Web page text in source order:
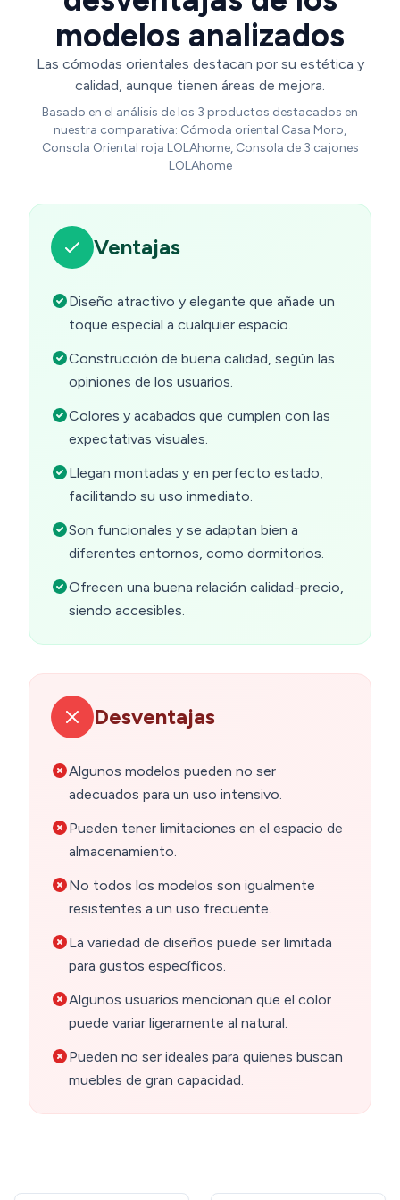
modelos analizados
Las cómodas orientales destacan por su estética y
calidad, aunque tienen áreas de mejora.
Basado en el análisis de los 3 productos destacados en
nuestra comparativa: Cómoda oriental Casa Moro,
Consola Oriental roja LOLAhome, Consola de 3 cajones
LOLAhome
Ventajas
Diseño atractivo y elegante que añade un
toque especial a cualquier espacio.
Construcción de buena calidad, según las
opiniones de los usuarios.
Colores y acabados que cumplen con las
expectativas visuales.
Llegan montadas y en perfecto estado,
facilitando su uso inmediato.
Son funcionales y se adaptan bien a
diferentes entornos, como dormitorios.
Ofrecen una buena relación calidad-precio,
siendo accesibles.
Desventajas
Algunos modelos pueden no ser
adecuados para un uso intensivo.
Pueden tener limitaciones en el espacio de
almacenamiento.
No todos los modelos son igualmente
resistentes a un uso frecuente.
La variedad de diseños puede ser limitada
para gustos específicos.
Algunos usuarios mencionan que el color
puede variar ligeramente al natural.
Pueden no ser ideales para quienes buscan
muebles de gran capacidad.